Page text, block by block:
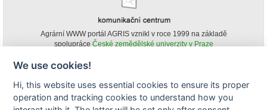
Agrární WWW portál AGRIS vznikl v roce 1999 na základě
spolupráce České zemědělské univerzity v Praze
obsahu agrárního WWW portálu AGRIS je možné
(pokud není uvedeno jinak) pouze za podmínky uvedení zdroje v podobě
www.agris.cz a data publikace v AGRISu.
We use cookies!
Hi, this website uses essential cookies to ensure its proper
operation and tracking cookies to understand how you